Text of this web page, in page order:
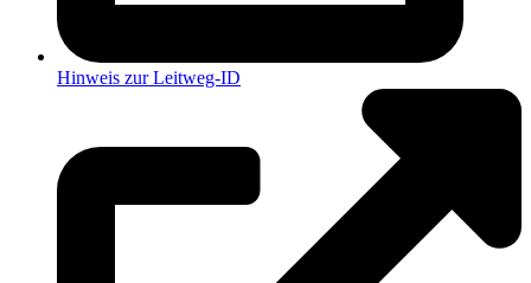
Hinweis zur Leitweg-ID